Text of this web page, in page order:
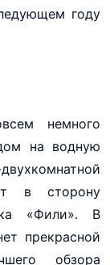
году
немного
на водную
в сторону
«Фили». В
прекрасной
обзора